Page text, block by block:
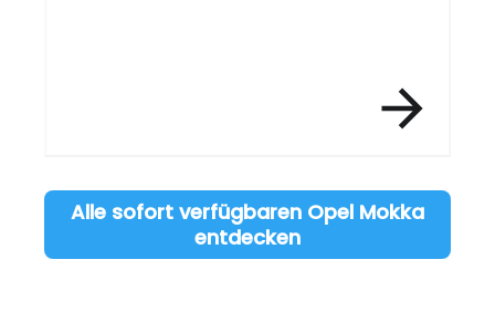
Alle sofort verfügbaren Opel Mokka
entdecken